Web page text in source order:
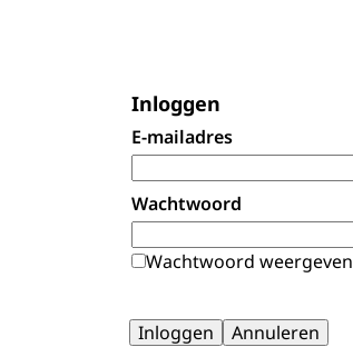
Inloggen
E-mailadres
Wachtwoord
Wachtwoord weergeven
Inloggen Annuleren